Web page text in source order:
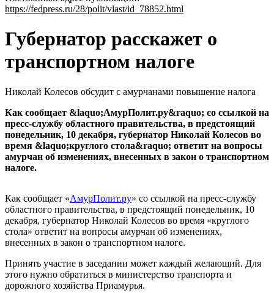
https://fedpress.ru/28/polit/vlast/id_78852.html
Губернатор расскажет о
транспортном налоге
Николай Колесов обсудит с амурчанами повышение налога
Как сообщает &laquo;АмурПолит.ру&raquo; со ссылкой на
пресс-службу областного правительства, в предстоящий
понедельник, 10 декабря, губернатор Николай Колесов во
время &laquo;круглого стола&raquo; ответит на вопросы
амурчан об изменениях, внесенных в закон о транспортном
налоге.
Как сообщает «АмурПолит.ру» со ссылкой на пресс-службу
областного правительства, в предстоящий понедельник, 10
декабря, губернатор Николай Колесов во время «круглого
стола» ответит на вопросы амурчан об изменениях,
внесенных в закон о транспортном налоге.
Принять участие в заседании может каждый желающий. Для
этого нужно обратиться в министерство транспорта и
дорожного хозяйства Приамурья.